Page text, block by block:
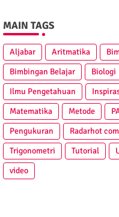
MAIN TAGS
Aljabar Aritmatika
Bimbingan Belajar
Biologi
Ilmu Pengetahuan
Matematika
Metode
Pengukuran
Radarhot com
Trigonometri
Tutorial
video